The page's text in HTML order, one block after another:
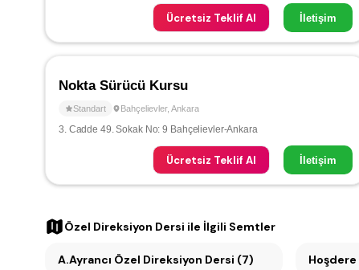
Ücretsiz Teklif Al İletişim
Nokta Sürücü Kursu
Standart Bahçelievler, Ankara
3. Cadde 49. Sokak No: 9 Bahçelievler-Ankara
Ücretsiz Teklif Al İletişim
Özel Direksiyon Dersi ile İlgili Semtler
A.Ayrancı Özel Direksiyon Dersi (7)